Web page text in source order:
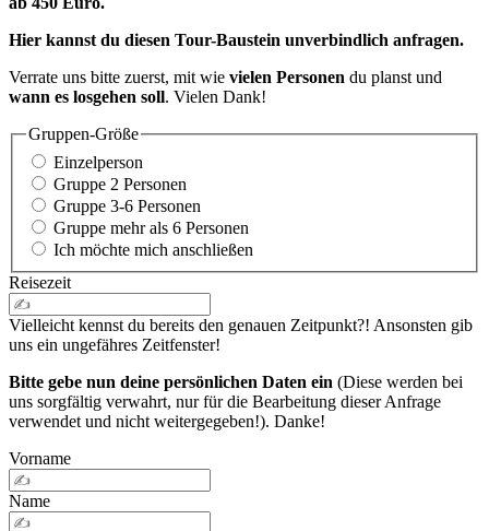
Hier kannst du diesen Tour-Baustein unverbindlich anfragen.
Verrate uns bitte zuerst, mit wie vielen Personen du planst und
wann es losgehen soll. Vielen Dank!
Gruppen-Größe
Einzelperson
Gruppe 2 Personen
Gruppe 3-6 Personen
Gruppe mehr als 6 Personen
Ich möchte mich anschließen
Reisezeit
Vielleicht kennst du bereits den genauen Zeitpunkt?! Ansonsten gib
uns ein ungefähres Zeitfenster!
Bitte gebe nun deine persönlichen Daten ein (Diese werden bei
uns sorgfältig verwahrt, nur für die Bearbeitung dieser Anfrage
verwendet und nicht weitergegeben!). Danke!
Vorname
Name